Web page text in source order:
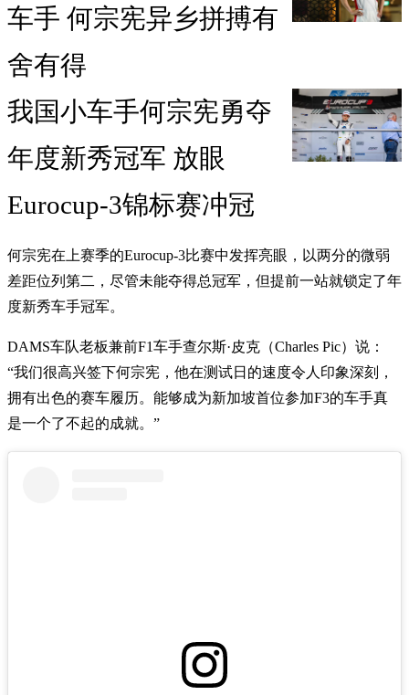
车手 何宗宪异乡拼搏有
舍有得
我国小车手何宗宪勇夺
年度新秀冠军 放眼
Eurocup-3锦标赛冲冠
何宗宪在上赛季的Eurocup-3比赛中发挥亮眼，以两分的微弱
差距位列第二，尽管未能夺得总冠军，但提前一站就锁定了年
度新秀车手冠军。
DAMS车队老板兼前F1车手查尔斯·皮克（Charles Pic）说：
“我们很高兴签下何宗宪，他在测试日的速度令人印象深刻，
拥有出色的赛车履历。能够成为新加坡首位参加F3的车手真
是一个了不起的成就。”